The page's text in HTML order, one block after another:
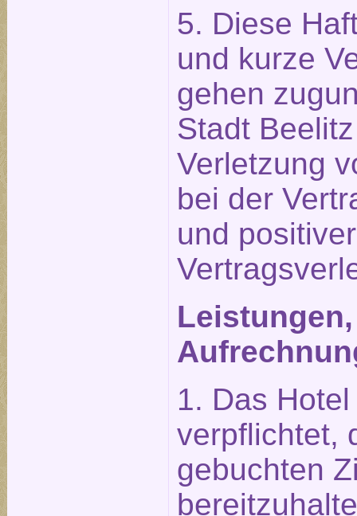
5. Diese
und kurze
gehen
Stadt
Verletzung
bei der
und positiver
1. Das
verpflichtet,
gebuchten